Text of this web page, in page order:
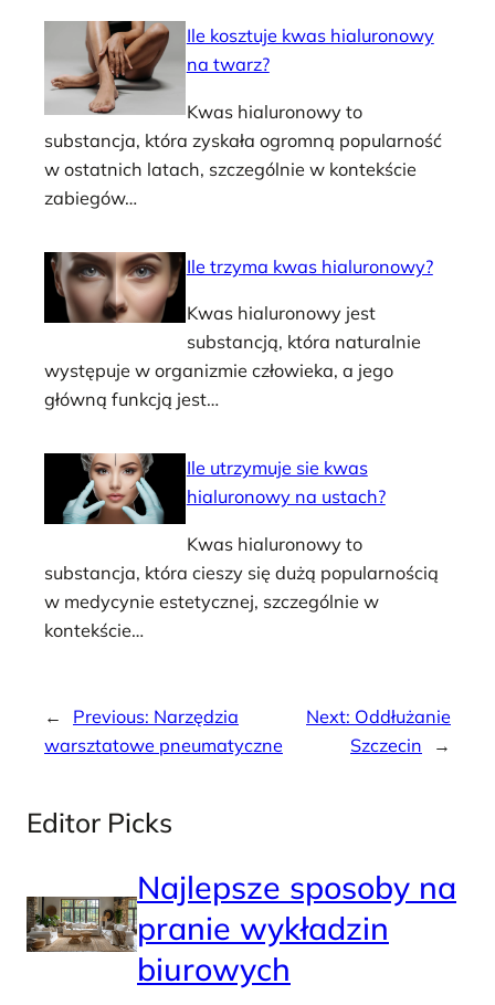
Ile kosztuje kwas hialuronowy
na twarz?
Kwas hialuronowy to
substancja, która zyskała ogromną popularność
w ostatnich latach, szczególnie w kontekście
zabiegów…
Ile trzyma kwas hialuronowy?
Kwas hialuronowy jest
substancją, która naturalnie
występuje w organizmie człowieka, a jego
główną funkcją jest…
Ile utrzymuje sie kwas
hialuronowy na ustach?
Kwas hialuronowy to
substancja, która cieszy się dużą popularnością
w medycynie estetycznej, szczególnie w
kontekście…
← Previous: Narzędzia
warsztatowe pneumatyczne
Next: Oddłużanie
Szczecin
→
Editor Picks
Najlepsze sposoby na
pranie wykładzin
biurowych